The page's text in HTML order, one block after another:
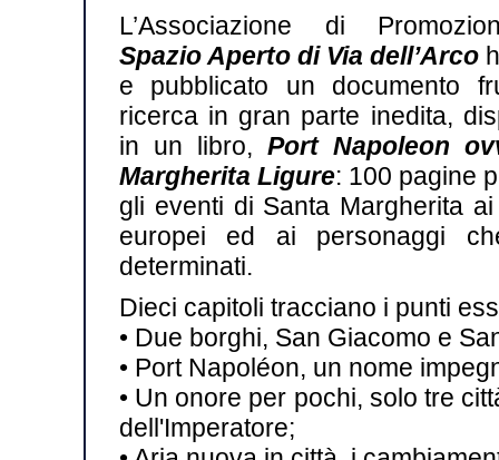
L’Associazione di
Spazio Aperto di Via dell’Arco
e pubblicato un documento
ricerca in gran parte inedita,
in un libro, Port Napoleon
Margherita Ligure: 100 pagine
gli eventi di Santa Margherita
europei ed ai personaggi
determinati.
Dieci capitoli tracciano i punti
• Due borghi, San Giacomo e
• Port Napoléon, un nome
• Un onore per pochi, solo tre
dell'Imperatore;